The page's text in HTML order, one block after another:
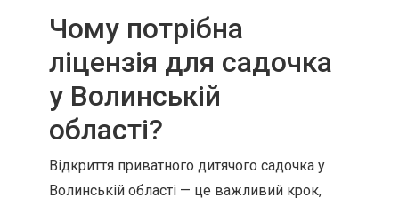
Чому потрібна
ліцензія для садочка
у Волинській
області?
Відкриття приватного дитячого садочка у
Волинській області — це важливий крок,